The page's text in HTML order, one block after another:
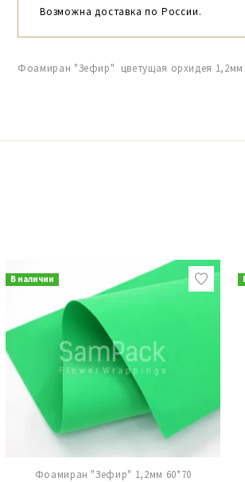
Возможна доставка по России.
Фоамиран "Зефир" цветущая орхидея 1,2мм
В наличии
Фоамиран "Зефир" 1,2мм 60*70